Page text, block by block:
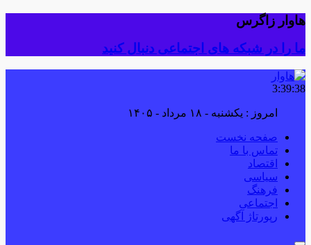
هاوار زاگرس
ما را در شبکه های اجتماعی دنبال کنید
3:39:39
امروز : یکشنبه - ۱۸ مرداد - ۱۴۰۵
صفحه نخست
تماس با ما
اقتصاد
سیاسی
فرهنگ
اجتماعی
رپورتاژ آگهی